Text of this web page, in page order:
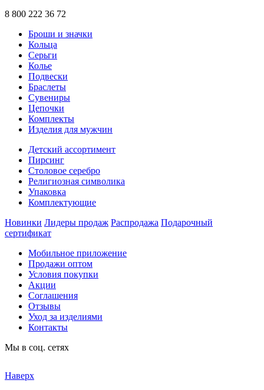
8 800 222 36 72
Броши и значки
Кольца
Серьги
Колье
Подвески
Браслеты
Сувениры
Цепочки
Комплекты
Изделия для мужчин
Детский ассортимент
Пирсинг
Столовое серебро
Религиозная символика
Упаковка
Комплектующие
Новинки Лидеры продаж Распродажа Подарочный
сертификат
Мобильное приложение
Продажи оптом
Условия покупки
Акции
Соглашения
Отзывы
Уход за изделиями
Контакты
Мы в соц. сетях
Наверх